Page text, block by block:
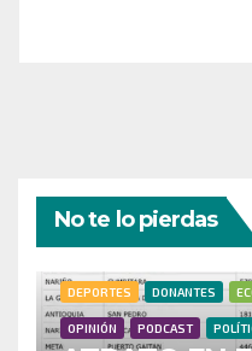
No te lo pierdas
DEPORTES DONANTES
OPINIÓN PODCAST